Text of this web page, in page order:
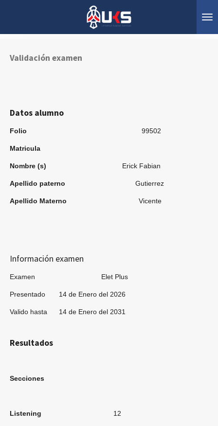
Validación examen
Datos alumno
Folio 99502
Matricula
Nombre (s) Erick Fabian
Apellido paterno Gutierrez
Apellido Materno Vicente
Información examen
Examen Elet Plus
Presentado 14 de Enero del 2026
Valido hasta 14 de Enero del 2031
Resultados
Secciones
Listening 12